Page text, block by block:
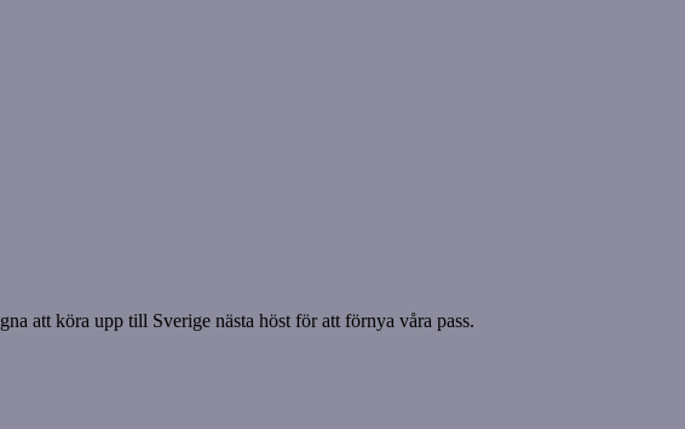
att köra upp till Sverige nästa höst för att förnya våra pass.